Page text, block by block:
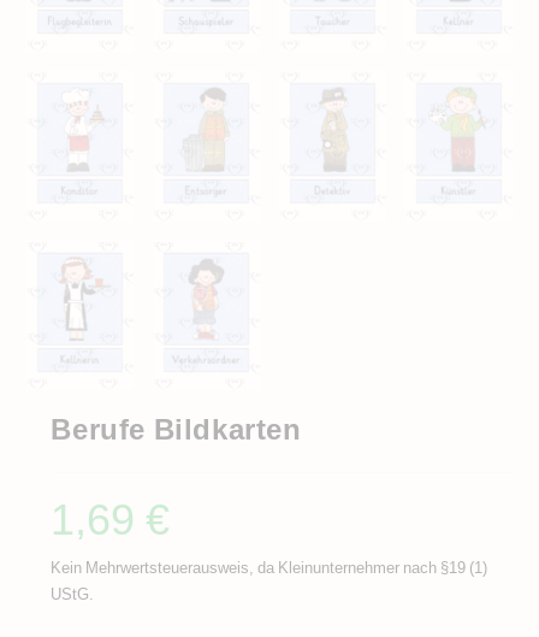
Berufe Bildkarten
1,69€
Kein Mehrwertsteuerausweis, da Kleinunternehmer nach §19 (1)
UStG.